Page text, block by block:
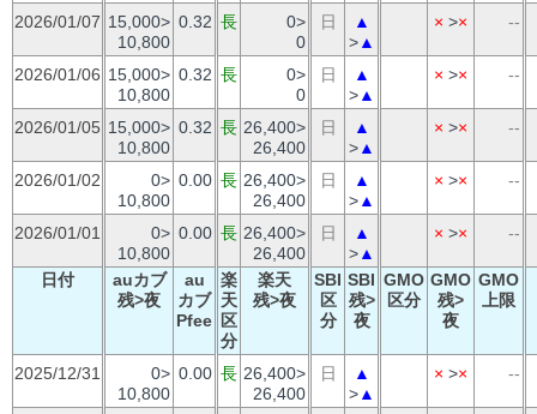
2026/01/07 15,000>
10,800
0.32 長
0>
0
日
▲
>▲
× >× --
2026/01/06 15,000>
10,800
0.32 長
0>
0
日
▲
>▲
× >× --
2026/01/05 15,000>
10,800
0.32 長 26,400>
26,400
日
▲
>▲
× >× --
2026/01/02
0>
10,800
0.00 長 26,400>
26,400
日
▲
>▲
× >× --
2026/01/01
0>
10,800
0.00 長 26,400>
26,400
日
▲
>▲
× >× --
日付
auカブ
残>夜
au
カブ
Pfee
楽
天
区
分
楽天
残>夜
SBI
区
分
SBI
残>
夜
GMO
区分
GMO
残>
夜
GMO
上限
2025/12/31
0>
10,800
0.00 長 26,400>
26,400
日
▲
>▲
× >× --